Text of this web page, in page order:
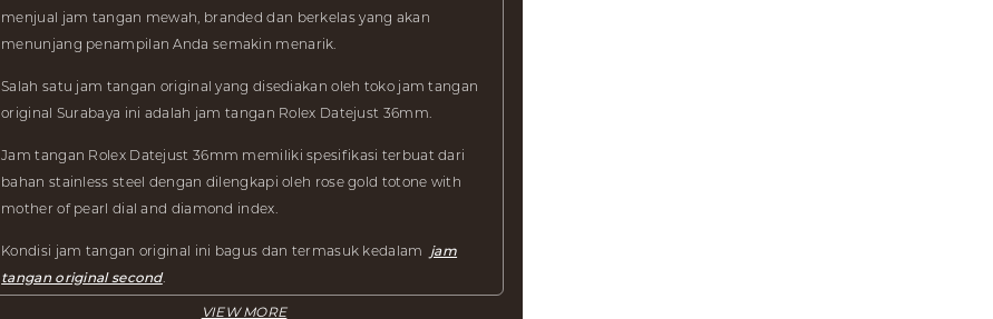
menjual jam tangan mewah, branded dan berkelas yang akan
menunjang penampilan Anda semakin menarik.
Salah satu jam tangan original yang disediakan oleh toko jam tangan
original Surabaya ini adalah jam tangan Rolex Datejust 36mm.
Jam tangan Rolex Datejust 36mm memiliki spesifikasi terbuat dari
bahan stainless steel dengan dilengkapi oleh rose gold totone with
mother of pearl dial and diamond index.
Kondisi jam tangan original ini bagus dan termasuk kedalam jam
tangan original second.